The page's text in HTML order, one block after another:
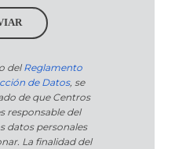
delReglamento
de Datos, se
de que Centros
responsable del
datos personales
La finalidad del